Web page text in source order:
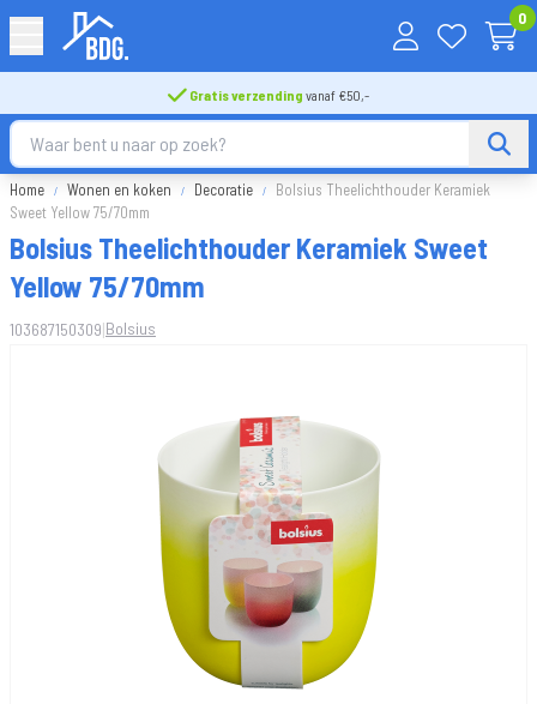
0
Gratis verzending vanaf €50,-
Home Wonen en koken Decoratie
Bolsius Theelichthouder Keramiek
Sweet Yellow 75/70mm
Bolsius Theelichthouder Keramiek Sweet
Yellow 75/70mm
103687150309|Bolsius